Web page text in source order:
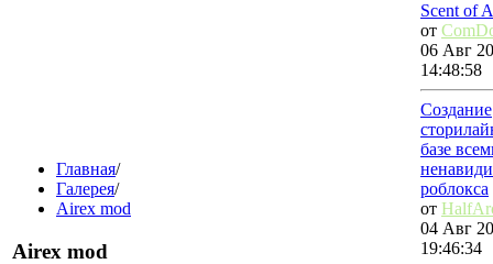
Главная/
Галерея/
Airex mod
Airex mod
Scent of
от
06 Авг
14:48:58
Создание
базе
роблокса
от
04 Авг
19:46:34